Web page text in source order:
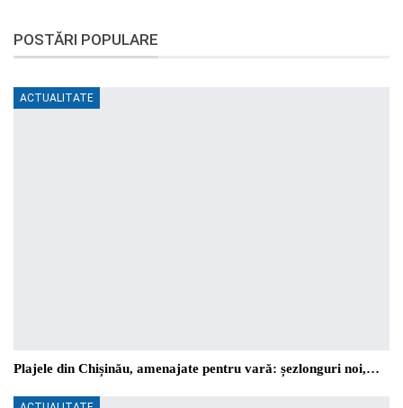
POSTĂRI POPULARE
ACTUALITATE
Plajele din Chișinău, amenajate pentru vară: șezlonguri noi,…